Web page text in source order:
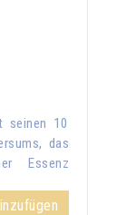
seinen 10
das
Essenz